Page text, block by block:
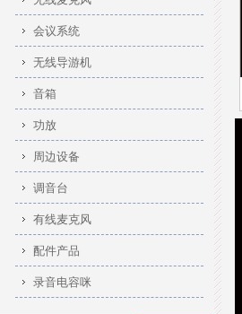
会议系统
无线导游机
音箱
功放
周边设备
调音台
有线麦克风
配件产品
录音电容咪